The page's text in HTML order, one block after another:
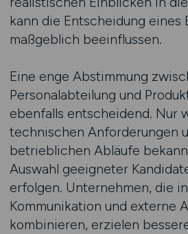
kann die Entscheidung eines
maßgeblich beeinflussen.
Eine enge Abstimmung
Personalabteilung und
ebenfalls entscheidend. Nur
technischen Anforderungen
betrieblichen Abläufe
Auswahl geeigneter
erfolgen. Unternehmen, die
Kommunikation und externe
kombinieren, erzielen